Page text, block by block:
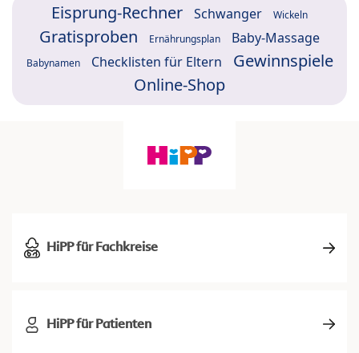
Eisprung-Rechner Schwanger Wickeln
Gratisproben Ernährungsplan Baby-Massage
Babynamen Checklisten für Eltern
Gewinnspiele
Online-Shop
HiPP für Fachkreise
HiPP für Patienten